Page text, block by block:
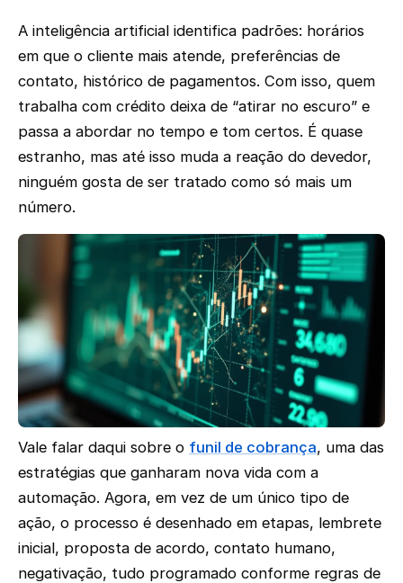
A inteligência artificial identifica padrões: horários
em que o cliente mais atende, preferências de
contato, histórico de pagamentos. Com isso, quem
trabalha com crédito deixa de “atirar no escuro” e
passa a abordar no tempo e tom certos. É quase
estranho, mas até isso muda a reação do devedor,
ninguém gosta de ser tratado como só mais um
número.
Vale falar daqui sobre o funil de cobrança, uma das
estratégias que ganharam nova vida com a
automação. Agora, em vez de um único tipo de
ação, o processo é desenhado em etapas, lembrete
inicial, proposta de acordo, contato humano,
negativação, tudo programado conforme regras de